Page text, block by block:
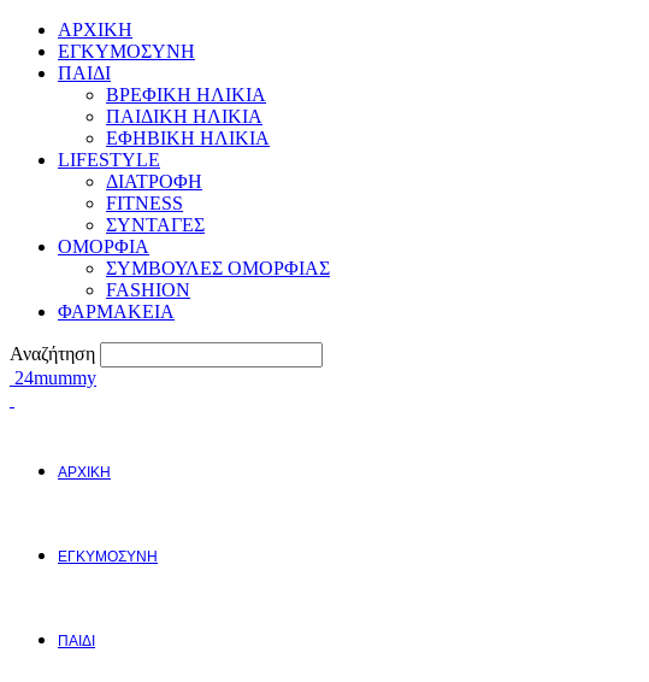
ΑΡΧΙΚΗ
ΕΓΚΥΜΟΣYΝΗ
ΠΑΙΔΙ
ΒΡΕΦΙΚΗ ΗΛΙΚΙΑ
ΠΑΙΔΙΚΗ ΗΛΙΚΙΑ
ΕΦΗΒΙΚΗ ΗΛΙΚΙΑ
LIFESTYLE
ΔΙΑΤΡΟΦΗ
FITNESS
ΣΥΝΤΑΓΕΣ
ΟΜΟΡΦΙΑ
ΣΥΜΒΟΥΛΕΣ ΟΜΟΡΦΙΑΣ
FASHION
ΦΑΡΜΑΚΕΙΑ
Αναζήτηση
24mummy
ΑΡΧΙΚΗ
ΕΓΚΥΜΟΣYΝΗ
ΠΑΙΔΙ